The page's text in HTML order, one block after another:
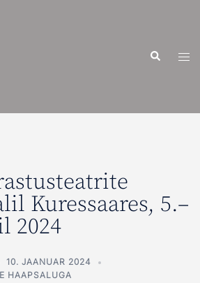
Kuressaares, 5.–
2024
10. JAANUAR 2024
HAAPSALUGA